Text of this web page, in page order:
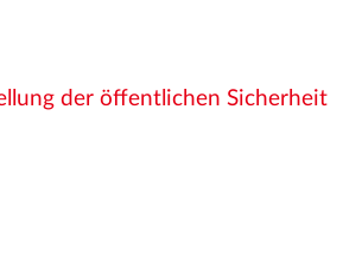
der öffentlichen Sicherheit